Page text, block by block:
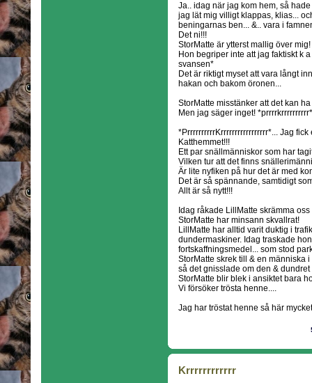
Ja.. idag när jag kom hem, så
jag lät mig villigt klappas, klias...
beningarnas ben... &.. vara i
Det ni!!!
StorMatte är ytterst mallig över mig!
Hon begriper inte att jag faktiskt k
svansen*
Det är riktigt myset att vara långt
hakan och bakom öronen...
StorMatte misstänker att det kan
Men jag säger inget!
*PrrrrrrrrrrKrrrrrrrrrrrrrrrrr*... Jag
Katthemmet!!!
Ett par snällmänniskor som har
Vilken tur att det finns
Är lite nyfiken på hur det är med
Det är så spännande, samtidigt
Allt är så nytt!!!
Idag råkade LillMatte skrämma
StorMatte har minsann skvallrat!
LillMatte har alltid varit duktig i
dundermaskiner. Idag traskade
fortskaffningsmedel... som stod
StorMatte skrek till & en människa
så det gnisslade om den &
StorMatte blir blek i ansiktet bara
Vi försöker trösta henne....
Jag har tröstat henne så här
Krrrrrrrrrrrr